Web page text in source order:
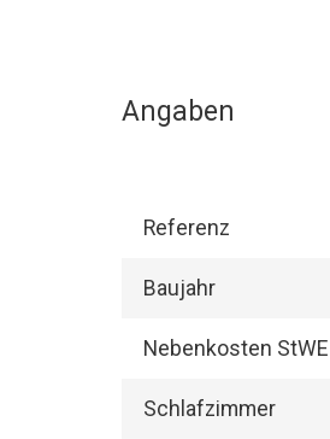
Angaben
Referenz
Baujahr
Nebenkosten StWE
Schlafzimmer